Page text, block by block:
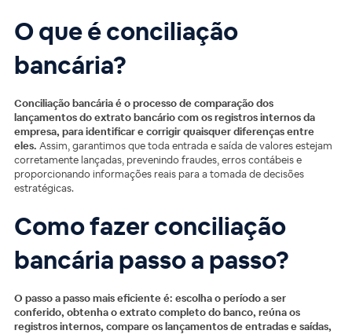
O que é conciliação
bancária?
Conciliação bancária é o processo de comparação dos
lançamentos do extrato bancário com os registros internos da
empresa, para identificar e corrigir quaisquer diferenças entre
eles. Assim, garantimos que toda entrada e saída de valores estejam
corretamente lançadas, prevenindo fraudes, erros contábeis e
proporcionando informações reais para a tomada de decisões
estratégicas.
Como fazer conciliação
bancária passo a passo?
O passo a passo mais eficiente é: escolha o período a ser
conferido, obtenha o extrato completo do banco, reúna os
registros internos, compare os lançamentos de entradas e saídas,